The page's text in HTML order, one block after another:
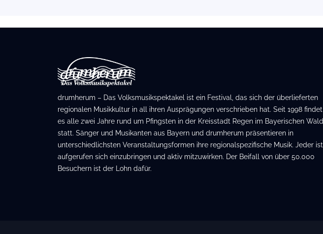
drumherum – Das Volksmusikspektakel ist ein Festival, das sich der überlieferten
regionalen Musikkultur in all ihren Ausprägungen verschrieben hat. Seit 1998 findet
es alle zwei Jahre rund um Pfingsten in der Kreisstadt Regen im Bayerischen Wald
statt. Sänger und Musikanten aus Bayern und drumherum präsentieren in
unterschiedlichsten Veranstaltungsformen ihre regionalspezifische Musik. Jeder ist
aufgerufen sich einzubringen und aktiv mitzuwirken. Der Beifall von über 50.000
Besuchern ist der Lohn dafür.